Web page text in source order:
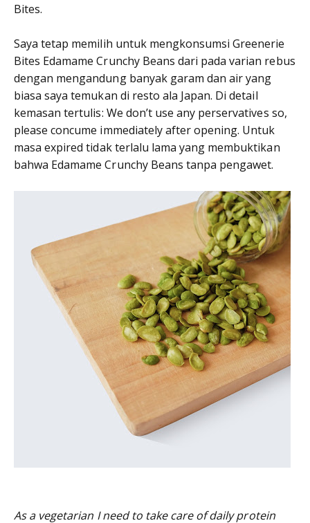
Bites.
Saya tetap memilih untuk mengkonsumsi Greenerie
Bites Edamame Crunchy Beans dari pada varian rebus
dengan mengandung banyak garam dan air yang
biasa saya temukan di resto ala Japan. Di detail
kemasan tertulis: We don’t use any perservatives so,
please concume immediately after opening. Untuk
masa expired tidak terlalu lama yang membuktikan
bahwa Edamame Crunchy Beans tanpa pengawet.
As a vegetarian I need to take care of daily protein